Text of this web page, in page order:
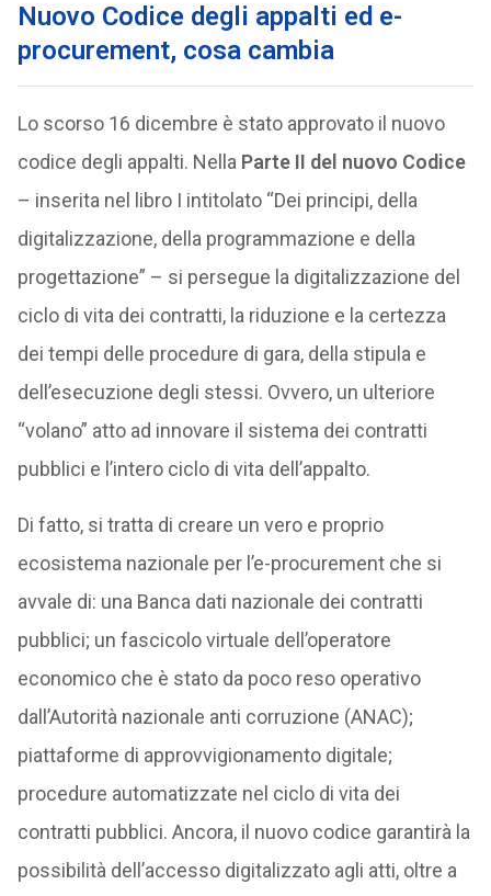
Nuovo Codice degli appalti ed e-
procurement, cosa cambia
Lo scorso 16 dicembre è stato approvato il nuovo
codice degli appalti. Nella Parte II del nuovo Codice
– inserita nel libro I intitolato “Dei principi, della
digitalizzazione, della programmazione e della
progettazione” – si persegue la digitalizzazione del
ciclo di vita dei contratti, la riduzione e la certezza
dei tempi delle procedure di gara, della stipula e
dell’esecuzione degli stessi. Ovvero, un ulteriore
“volano” atto ad innovare il sistema dei contratti
pubblici e l’intero ciclo di vita dell’appalto.
Di fatto, si tratta di creare un vero e proprio
ecosistema nazionale per l’e-procurement che si
avvale di: una Banca dati nazionale dei contratti
pubblici; un fascicolo virtuale dell’operatore
economico che è stato da poco reso operativo
dall’Autorità nazionale anti corruzione (ANAC);
piattaforme di approvvigionamento digitale;
procedure automatizzate nel ciclo di vita dei
contratti pubblici. Ancora, il nuovo codice garantirà la
possibilità dell’accesso digitalizzato agli atti, oltre a